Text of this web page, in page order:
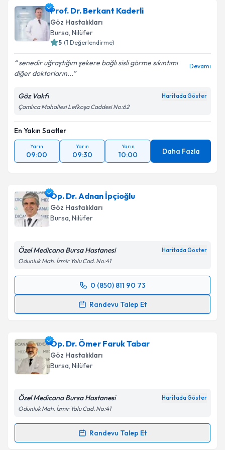
Prof. Dr. Berkant Kaderli
Göz Hastalıkları
Bursa, Nilüfer
5 (1 Değerlendirme)
senedir uğraştığım şekere bağlı sisli görme sıkıntımı
diğer doktorların...
Devamı
Göz Vakfı Haritada Göster
Çamlıca Mahallesi Lefkoşa Caddesi No:62
En Yakın Saatler
Yarın
09:00
Yarın
09:30
Yarın
10:00 Daha Fazla
Op. Dr. Adnan İpçioğlu
Göz Hastalıkları
Bursa, Nilüfer
Özel Medicana Bursa Hastanesi Haritada Göster
Odunluk Mah. İzmir Yolu Cad. No:41
0 (850) 811 90 73
Randevu Talep Et
Randevu Takvimi Talebi
takvim hazırlandığında e-posta ile bilgilendireceğiz.
E-posta Adresiniz
Kişisel verilerimin işlenmesine ilişkin
Metni'ni okudum ve kişisel verilerimin belirtilen
kapsamda işlenmesini kabul ediyorum.
Op. Dr. Ömer Faruk Tabar
Göz Hastalıkları
Bursa, Nilüfer
Özel Medicana Bursa Hastanesi Haritada Göster
Odunluk Mah. İzmir Yolu Cad. No:41
Randevu Talep Et
Randevu Takvimi Talebi